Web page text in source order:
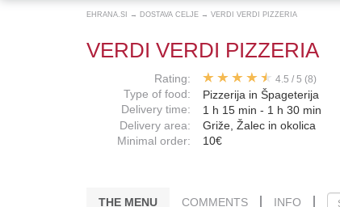
EHRANA.SI → DOSTAVA CELJE → VERDI VERDI PIZZERIA
VERDI VERDI PIZZERIA
Rating:
Type of food:
Delivery time:
4.5 /5 (8)
Pizzerija in Špageterija
1 h 15 min - 1 h 30 min
Delivery area:
Griže, Žalec in okolica
Minimal order:
10€
THE MENU COMMENTS INFO